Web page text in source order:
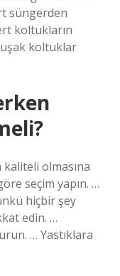
süngerden
koltukların
koltuklar
kaliteli olmasına
seçim yapın. …
hiçbir şey
edin. …
… Yastıklara